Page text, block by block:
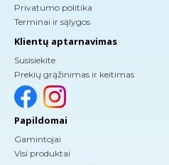
Privatumo politika
Terminai ir sąlygos
Klientų aptarnavimas
Susisiekite
Prekių grąžinimas ir keitimas
Papildomai
Gamintojai
Visi produktai